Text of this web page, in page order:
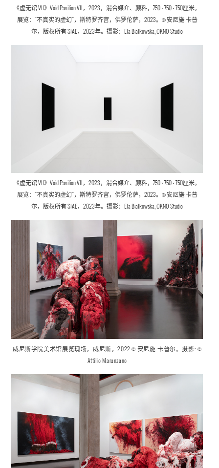
《虚无馆 VII》Void Pavilion VII，2023，混合媒介、颜料，750 × 750 × 750厘米。
展览：“不真实的虚幻”，斯特罗齐宫，佛罗伦萨，2023。© 安尼施·卡普
尔，版权所有 SIAE，2023年。摄影：Ela Bialkowska, OKNO Studio
《虚无馆 VII》Void Pavilion VII，2023，混合媒介、颜料，750 × 750 × 750厘米。
展览：“不真实的虚幻”，斯特罗齐宫，佛罗伦萨，2023。© 安尼施·卡普
尔，版权所有 SIAE，2023年。摄影：Ela Bialkowska, OKNO Studio
威尼斯学院美术馆展览现场，威尼斯，2022 © 安尼施·卡普尔。摄影: ©
Attilio Maranzano